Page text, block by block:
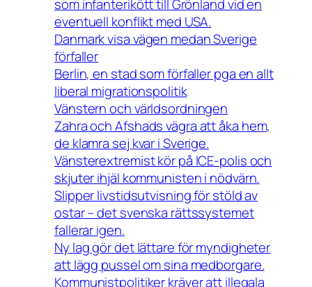
som infanterikött till Grönland vid en
eventuell konflikt med USA.
Danmark visa vägen medan Sverige
förfaller
Berlin, en stad som förfaller pga en allt
liberal migrationspolitik
Vänstern och världsordningen
Zahra och Afshads vägra att åka hem,
de klamra sej kvar i Sverige.
Vänsterextremist kör på ICE-polis och
skjuter ihjäl kommunisten i nödvärn.
Slipper livstidsutvisning för stöld av
ostar – det svenska rättssystemet
fallerar igen.
Ny lag gör det lättare för myndigheter
att lägg pussel om sina medborgare.
Kommunistpolitiker kräver att illegala